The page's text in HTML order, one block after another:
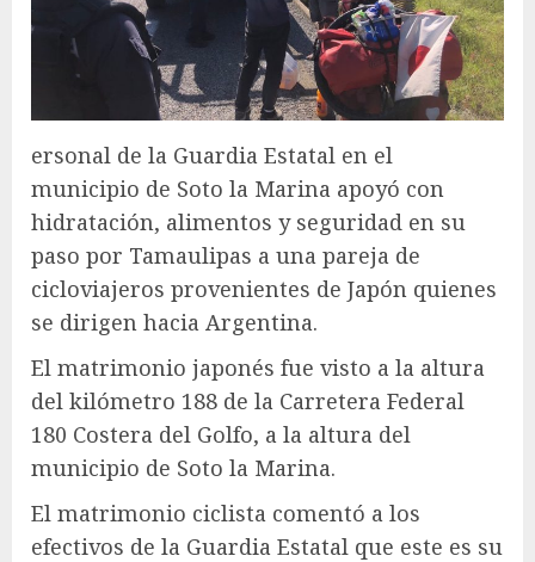
ersonal de la Guardia Estatal en el
municipio de Soto la Marina apoyó con
hidratación, alimentos y seguridad en su
paso por Tamaulipas a una pareja de
cicloviajeros provenientes de Japón quienes
se dirigen hacia Argentina.
El matrimonio japonés fue visto a la altura
del kilómetro 188 de la Carretera Federal
180 Costera del Golfo, a la altura del
municipio de Soto la Marina.
El matrimonio ciclista comentó a los
efectivos de la Guardia Estatal que este es su